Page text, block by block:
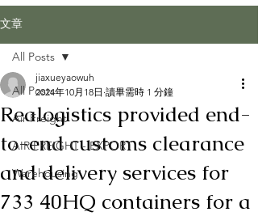
文章
All Posts
Air Freight
AIR FREIGHT - EXPORT
Warehousing
All Posts
Realogistics provided end-
to-end customs clearance
and delivery services for
733 40HQ containers for a
jiaxueyaowuh
2024年10月18日 讀畢需時 1 分鐘